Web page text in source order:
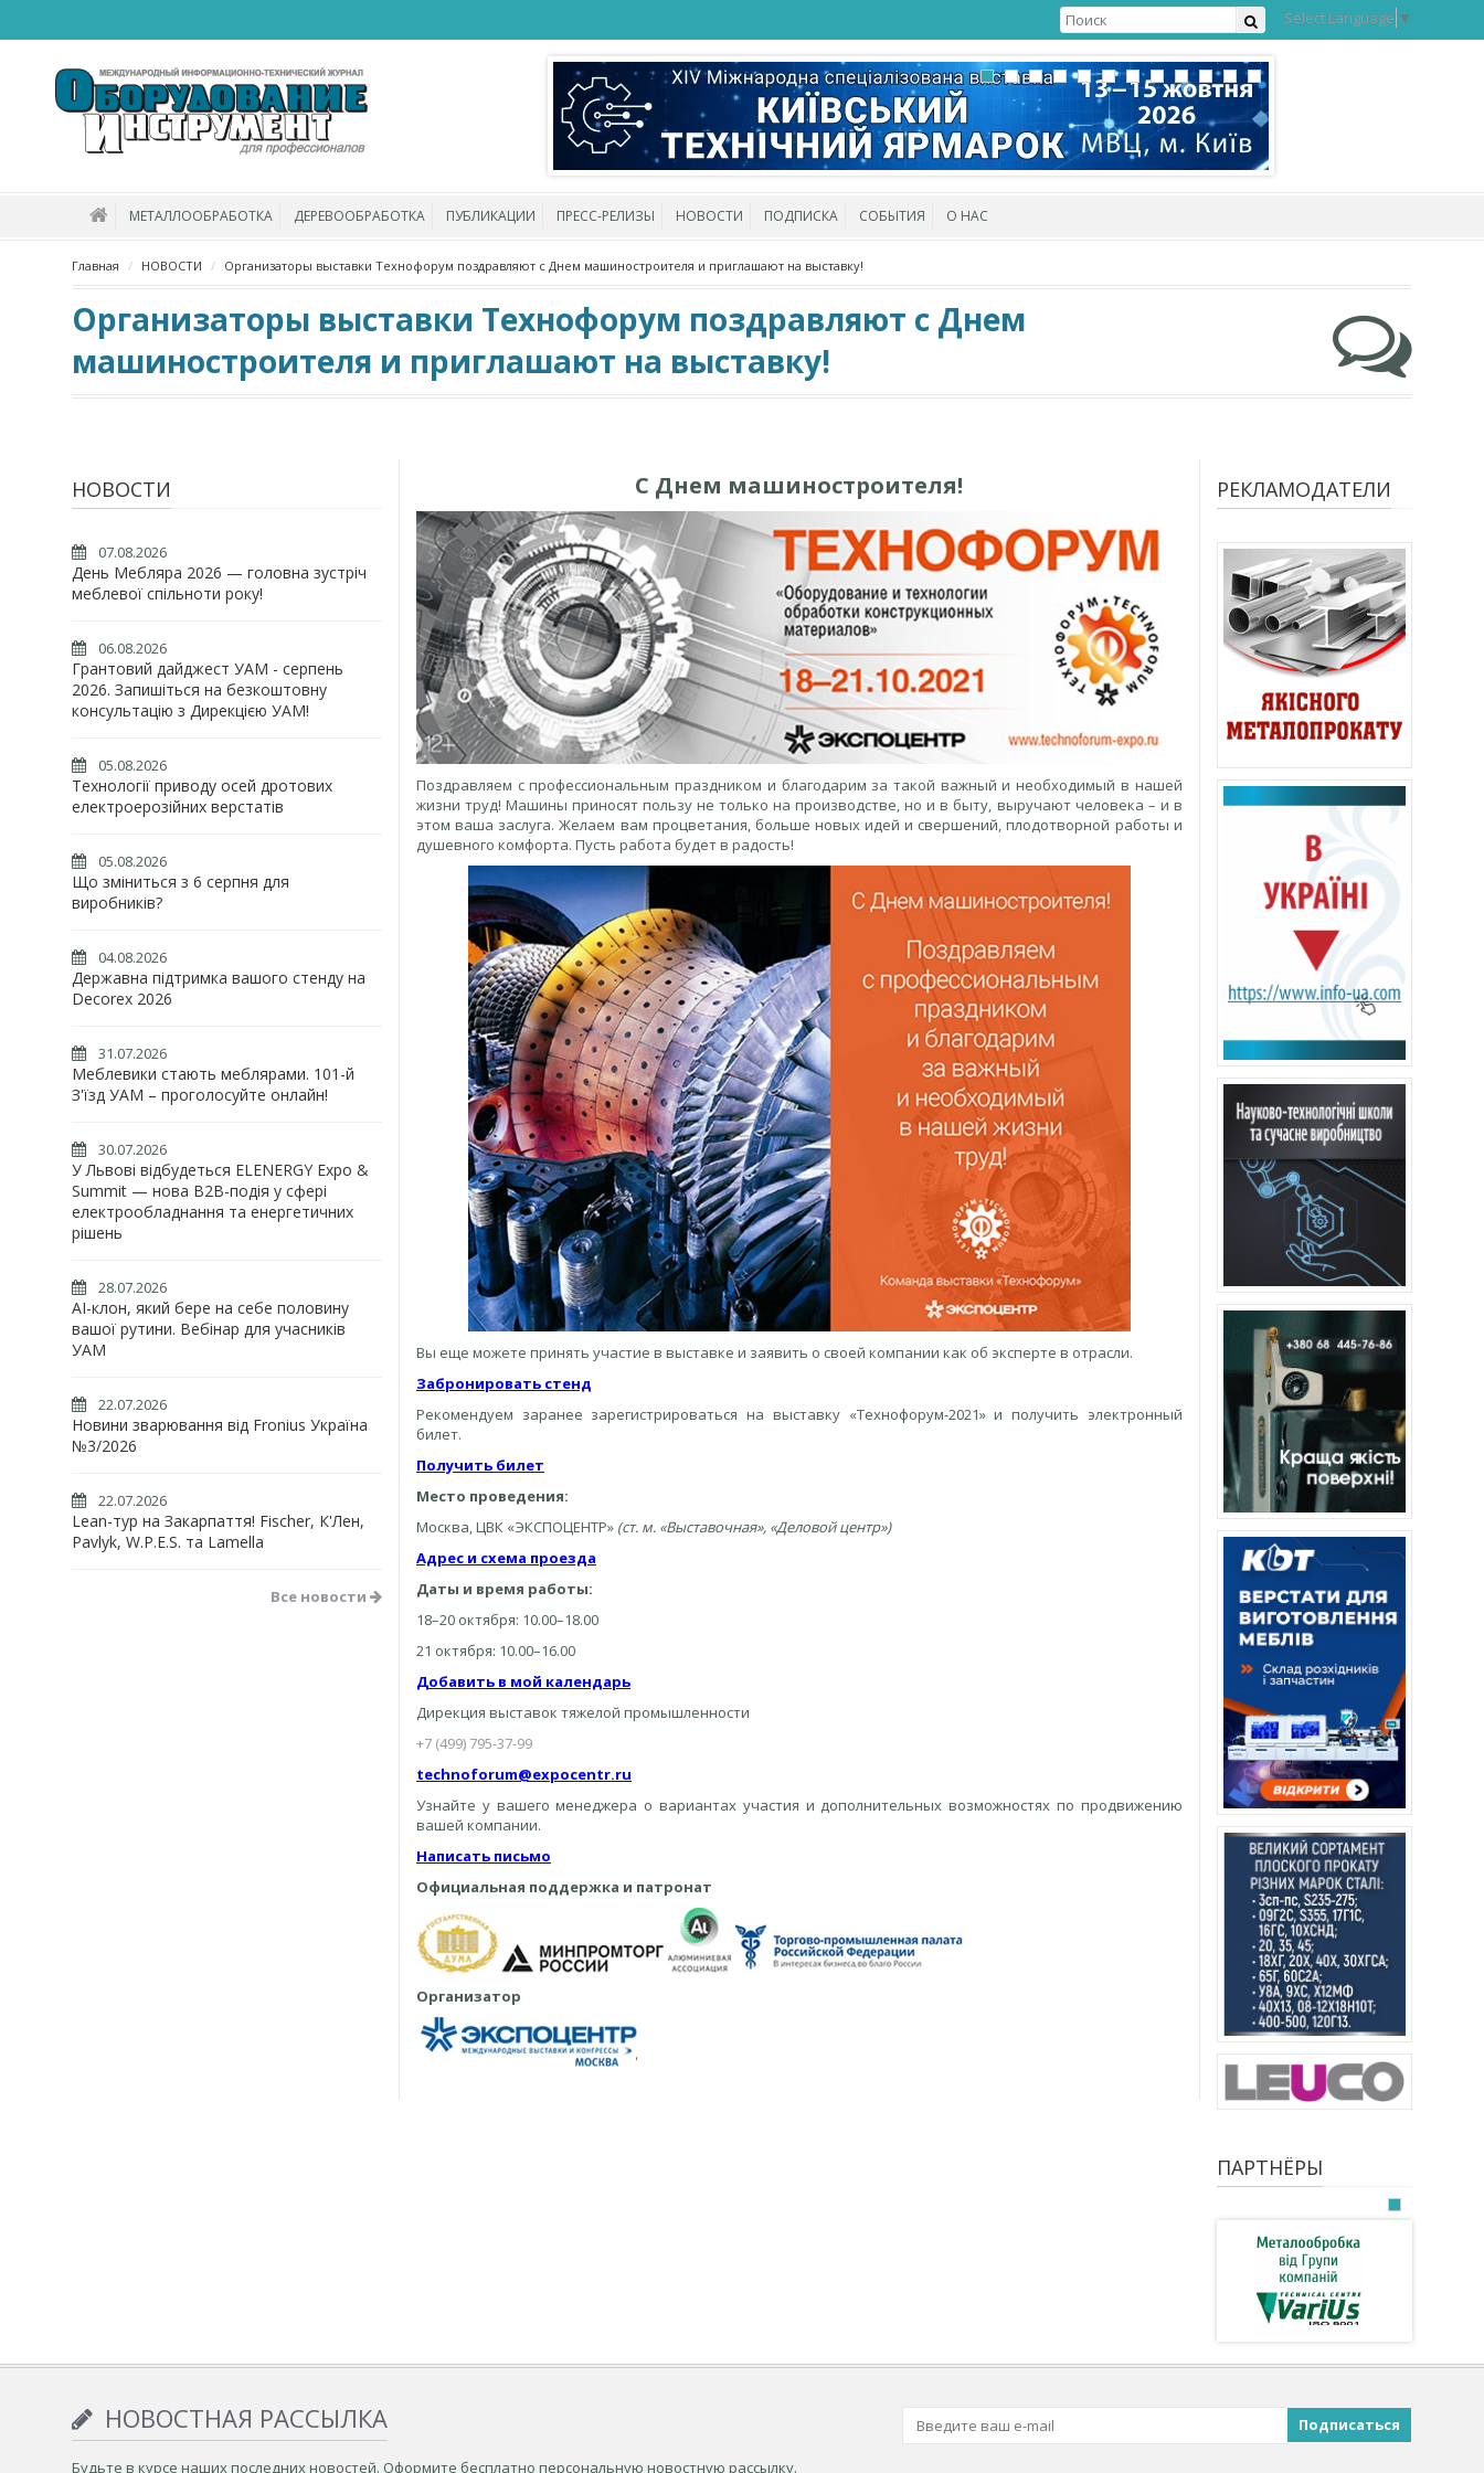
Select Language ▼
МЕТАЛЛООБРАБОТКА ДЕРЕВООБРАБОТКА ПУБЛИКАЦИИ ПРЕСС-РЕЛИЗЫ НОВОСТИ ПОДПИСКА СОБЫТИЯ О НАС
Главная НОВОСТИ Организаторы выставки Технофорум поздравляют с Днем машиностроителя и приглашают на выставку!
Организаторы выставки Технофорум поздравляют с Днем
машиностроителя и приглашают на выставку!
НОВОСТИ
07.08.2026
День Мебляра 2026 — головна зустріч
меблевої спільноти року!
06.08.2026
Грантовий дайджест УАМ - серпень
2026. Запишіться на безкоштовну
консультацію з Дирекцією УАМ!
05.08.2026
Технології приводу осей дротових
електроерозійних верстатів
05.08.2026
Що зміниться з 6 серпня для
виробників?
04.08.2026
Державна підтримка вашого стенду на
Decorex 2026
31.07.2026
Меблевики стають меблярами. 101-й
З'їзд УАМ – проголосуйте онлайн!
30.07.2026
У Львові відбудеться ELENERGY Expo &
Summit — нова B2B-подія у сфері
електрообладнання та енергетичних
рішень
28.07.2026
AI-клон, який бере на себе половину
вашої рутини. Вебінар для учасників
УАМ
22.07.2026
Новини зварювання від Fronius Україна
№3/2026
22.07.2026
Lean-тур на Закарпаття! Fischer, К'Лен,
Pavlyk, W.P.E.S. та Lamella
Все новости
С Днем машиностроителя!
Поздравляем с профессиональным праздником и благодарим за такой важный и необходимый в нашей
жизни труд! Машины приносят пользу не только на производстве, но и в быту, выручают человека – и в
этом ваша заслуга. Желаем вам процветания, больше новых идей и свершений, плодотворной работы и
душевного комфорта. Пусть работа будет в радость!
Вы еще можете принять участие в выставке и заявить о своей компании как об эксперте в отрасли.
Забронировать стенд
Рекомендуем заранее зарегистрироваться на выставку «Технофорум-​2021» и получить электронный
билет.
Получить билет
Место проведения:
Москва, ЦВК «ЭКСПОЦЕНТР» (ст. м. «Выставочная», «Деловой центр»)
Адрес и схема проезда
Даты и время работы:
18–20 октября: 10.00–18.00
21 октября: 10.00–16.00
Добавить в мой календарь
Дирекция выставок тяжелой промышленности
+7 (499) 795-37-99
technoforum@expocentr.ru
Узнайте у вашего менеджера о вариантах участия и дополнительных возможностях по продвижению
вашей компании.
Написать письмо
Официальная поддержка и патронат
Организатор
РЕКЛАМОДАТЕЛИ
ПАРТНЁРЫ
НОВОСТНАЯ РАССЫЛКА
Будьте в курсе наших последних новостей. Оформите бесплатно персональную новостную рассылку.